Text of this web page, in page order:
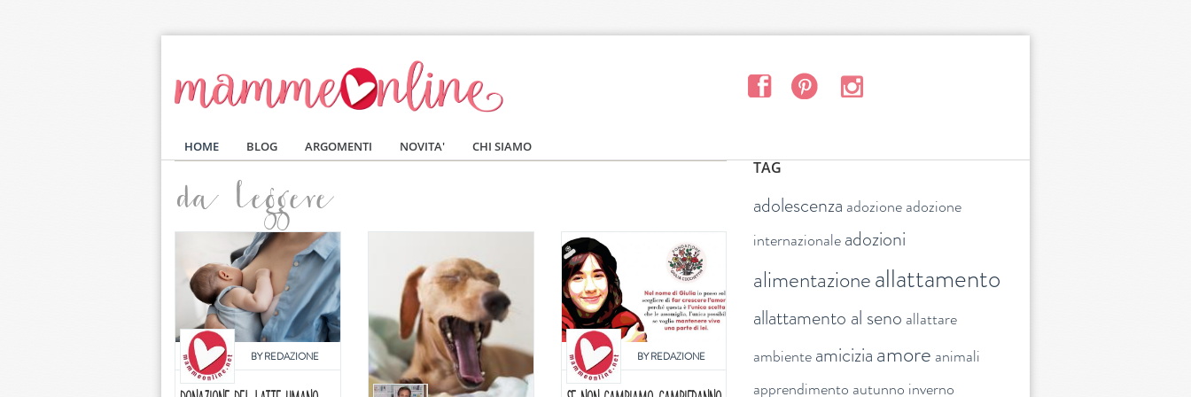
HOME BLOG ARGOMENTI NOVITA' CHI SIAMO
da leggere
BYREDAZIONE BYREDAZIONE
TAG
adolescenza adozioneadozione
internazionaleadozioni
alimentazioneallattamento
allattamento al seno allattare
ambienteamiciziaamore animali
apprendimento autunno inverno